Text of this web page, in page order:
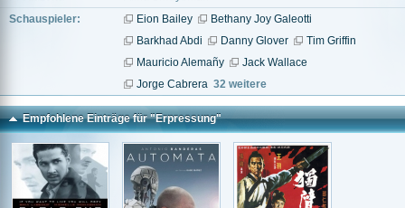
Schauspieler:
Eion Bailey
Bethany Joy Galeotti
Barkhad Abdi
Danny Glover
Tim Griffin
Mauricio Alemañy
Jack Wallace
Jorge Cabrera 32 weitere
Empfohlene Einträge für "Erpressung"